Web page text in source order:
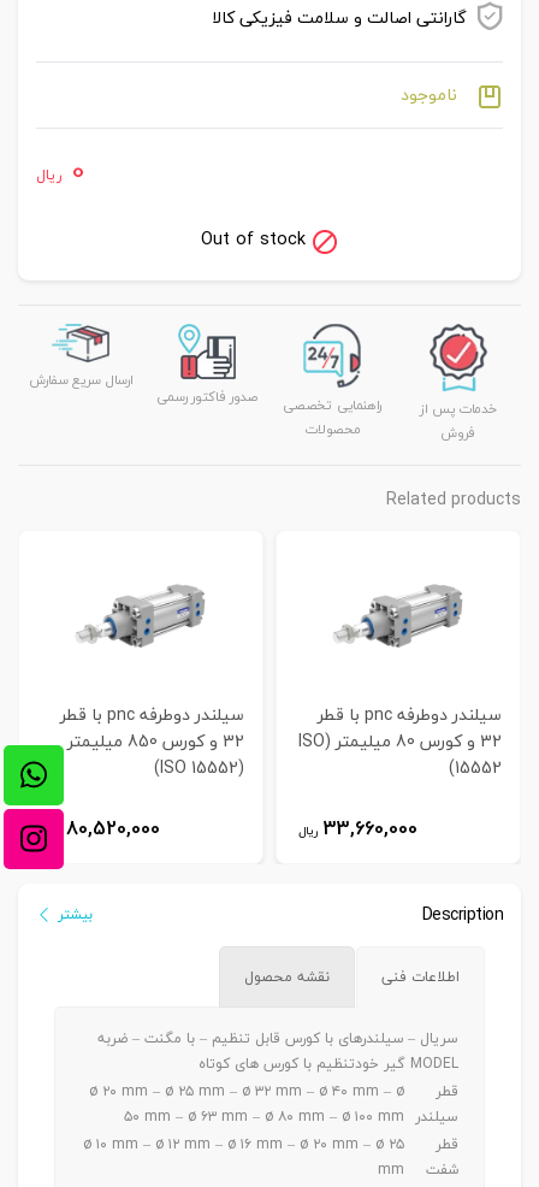
گارانتی اصالت و سلامت فیزیکی کالا
ناموجود
0 ریال
Out of stock
خدمات پس از
فروش
راهنمایی تخصصی
محصولات
صدور فاکتور رسمی
ارسال سریع سفارش
Related products
سیلندر دوطرفه pnc با قطر
32 و کورس 80 میلیمتر (ISO
15552)
33,660,000 ریال
سیلندر دوطرفه pnc با قطر
32 و کورس 850 میلیمتر
(ISO 15552)
80,520,000 ریال
Description بیشتر
اطلاعات فنی نقشه محصول
سریال –
MODEL
سیلندرهای با کورس قابل تنظیم – با مگنت – ضربه
گیر خودتنظیم با کورس های کوتاه
قطر
سیلندر
ø ۲۰ mm – ø ۲۵ mm – ø ۳۲ mm – ø ۴۰ mm – ø
۵۰ mm – ø ۶۳ mm – ø ۸۰ mm – ø ۱۰۰ mm
قطر
شفت
ø ۱۰ mm – ø ۱۲ mm – ø ۱۶ mm – ø ۲۰ mm – ø ۲۵
mm